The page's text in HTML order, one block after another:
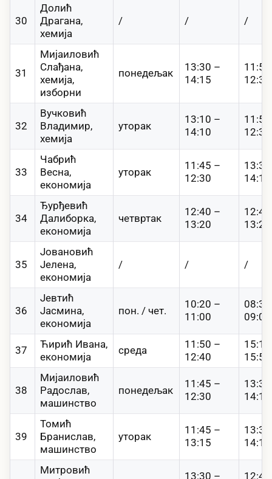
30
Долић
Драгана,
хемија
/ / /
31
Мијаиловић
Слађана,
хемија,
изборни
понедељак
13:30 –
14:15
12:35
32
Вучковић
Владимир,
хемија
уторак
13:10 –
14:10
12:35
33
Чабрић
Весна,
економија
уторак
11:45 –
12:30
14:15
34
Ђурђевић
Далиборка,
економија
четвртак
12:40 –
13:20
13:20
35
Јовановић
Јелена,
економија
/ / /
36
Јевтић
Јасмина,
економија
пон. / чет.
10:20 –
11:00
09:00
37
Ћирић Ивана,
економија
среда
11:50 –
12:40
15:55
38
Мијаиловић
Радослав,
машинство
понедељак
11:45 –
12:30
14:15
39
Томић
Бранислав,
машинство
уторак
11:45 –
13:15
14:15
Митровић
13:30 –